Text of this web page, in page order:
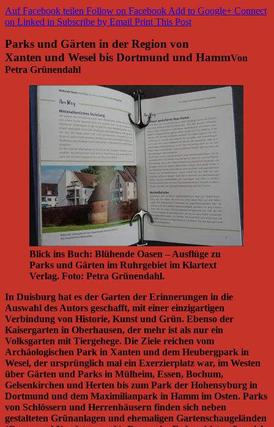
Auf Facebook teilen Follow on FacebookAdd to Google+ Connect
on Linked in Subscribe by Email Print This Post
Parks und Gärten in der Region von
Xanten und Wesel bis Dortmund und HammVon
Petra Grünendahl
Blick ins Buch: Blühende Oasen – Ausflüge zu
Parks und Gärten im Ruhrgebiet im Klartext
Verlag. Foto: Petra Grünendahl.
In Duisburg hat es der Garten der Erinnerungen in die
Auswahl des Autors geschafft, mit einer einzigartigen
Verbindung von Historie, Kunst und Grün. Ebenso der
Kaisergarten in Oberhausen, der mehr ist als nur ein
Volksgarten mit Tiergehege. Die Ziele reichen vom
Archäologischen Park in Xanten und dem Heubergpark in
Wesel, der ursprünglich mal ein Exerzierplatz war, im Westen
über Gärten und Parks in Mülheim, Essen, Bochum,
Gelsenkirchen und Herten bis zum Park der Hohensyburg in
Dortmund und dem Maximilianpark in Hamm im Osten. Parks
von Schlössern und Herrenhäusern finden sich neben
gestalteten Grünanlagen und ehemaligen Gartenschaugeländen